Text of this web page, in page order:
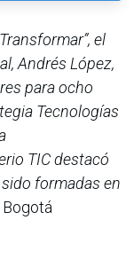
el
Andrés López,
para ocho
Tecnologías
TIC destacó
formadas en